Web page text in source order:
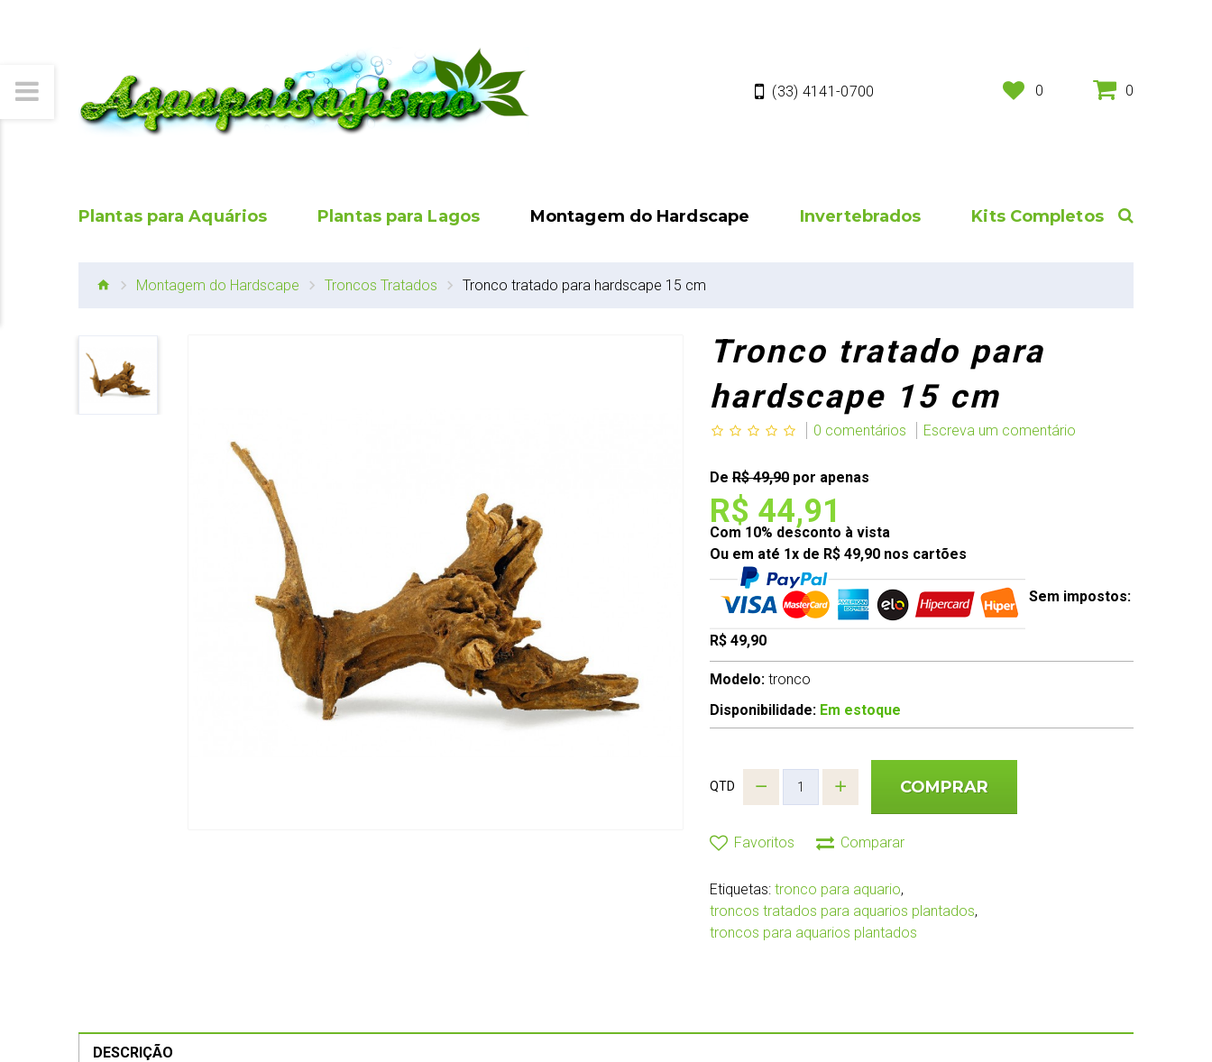
(33) 4141-0700 0 0
Plantas para Aquários Plantas para Lagos Montagem do Hardscape Invertebrados Kits Completos
Montagem do Hardscape Troncos Tratados Tronco tratado para hardscape 15 cm
Tronco tratado para
hardscape 15 cm
0 comentários Escreva um comentário
De R$ 49,90 por apenas
R$ 44,91
Com 10% desconto à vista
Ou em até 1x de R$ 49,90 nos cartões
Sem impostos:
R$ 49,90
Modelo: tronco
Disponibilidade: Em estoque
QTD COMPRAR
Favoritos Comparar
Etiquetas: tronco para aquario,
troncos tratados para aquarios plantados,
troncos para aquarios plantados
DESCRIÇÃO